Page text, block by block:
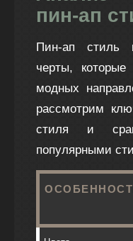
пин-ап
Пин-ап стиль
черты,
модных
рассмотрим
стиля и
популярными